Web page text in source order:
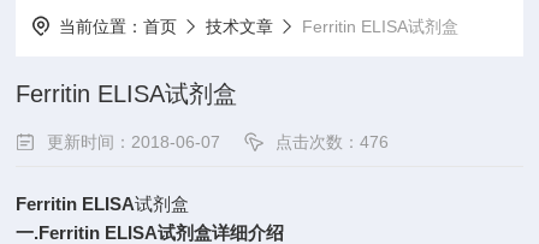
当前位置：首页 技术文章 Ferritin ELISA试剂盒
Ferritin ELISA试剂盒
更新时间：2018-06-07 点击次数：476
Ferritin ELISA试剂盒
一.Ferritin ELISA试剂盒详细介绍